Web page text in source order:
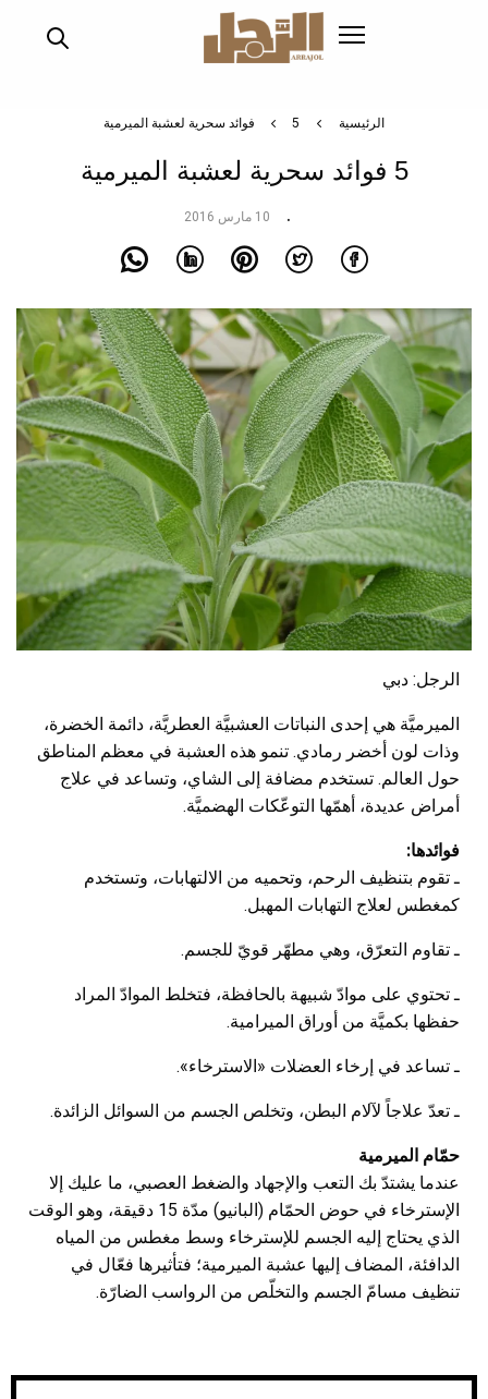
الرئيسية 5 فوائد سحرية لعشبة الميرمية
5 فوائد سحرية لعشبة الميرمية
10 مارس 2016
الرجل: دبي
الميرميَّة هي إحدى النباتات العشبيَّة العطريَّة، دائمة الخضرة،
وذات لون أخضر رمادي. تنمو هذه العشبة في معظم المناطق
حول العالم. تستخدم مضافة إلى الشاي، وتساعد في علاج
أمراض عديدة، أهمّها التوعّكات الهضميَّة.
فوائدها:
ـ تقوم بتنظيف الرحم، وتحميه من الالتهابات، وتستخدم
كمغطس لعلاج التهابات المهبل.
ـ تقاوم التعرّق، وهي مطهّر قويّ للجسم.
ـ تحتوي على موادّ شبيهة بالحافظة، فتخلط الموادّ المراد
حفظها بكميَّة من أوراق الميرامية.
ـ تساعد في إرخاء العضلات «الاسترخاء».
ـ تعدّ علاجاً لآلام البطن، وتخلص الجسم من السوائل الزائدة.
حمّام الميرمية
عندما يشتدّ بك التعب والإجهاد والضغط العصبي، ما عليك إلا
الإسترخاء في حوض الحمّام (البانيو) مدّة 15 دقيقة، وهو الوقت
الذي يحتاج إليه الجسم للإسترخاء وسط مغطس من المياه
الدافئة، المضاف إليها عشبة الميرمية؛ فتأثيرها فعّال في
تنظيف مسامّ الجسم والتخلّص من الرواسب الضارّة.